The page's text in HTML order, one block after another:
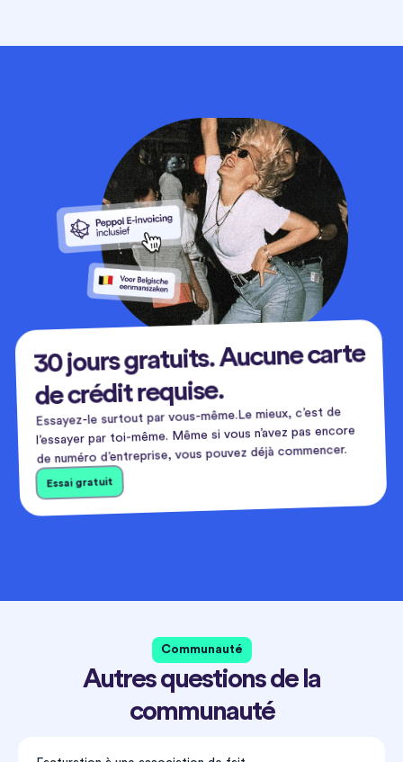
30 jours gratuits. Aucune carte
de crédit requise.
Essayez-le surtout par vous-même.Le mieux, c’est de
l’essayer par toi-même. Même si vous n’avez pas encore
de numéro d’entreprise, vous pouvez déjà commencer.
Essai gratuit
Communauté
Autres questions de la
communauté